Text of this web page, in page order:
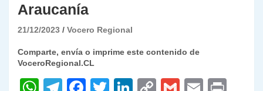
Araucanía
21/12/2023 Vocero Regional
Comparte, envía o imprime este contenido de
VoceroRegional.CL